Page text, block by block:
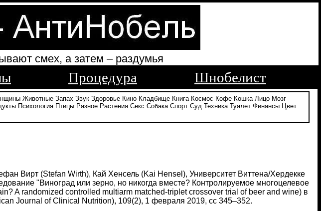
смех, а затем – раздумья
Процедура Шнобелист
Животные Запах Звук Здоровье Кино Кладбище Книга Космос Кофе Кошка Лицо Мозг
Психология Птицы Разное Растения Секс Собака Спорт Суд Техника Туалет Финансы
Цвет
Вирт (Stefan Wirth), Кай Хенсель (Kai Hensel), Университет Виттена/Хердекке
"Виноград или зерно, но никогда вместе? Контролируемое многоцелевое
A randomized controlled multiarm matched-triplet crossover trial of beer and wine) в
Journal of Clinical Nutrition), 109(2), 1 февраля 2019, сс 345–352.